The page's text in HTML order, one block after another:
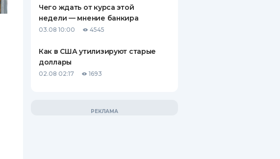
Чего ждать от курса этой
недели — мнение банкира
03.08 10:00 4545
Как в США утилизируют старые
доллары
02.08 02:17 1693